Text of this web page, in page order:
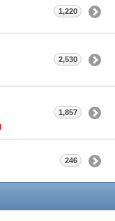
1,220
2,530
1,857
246